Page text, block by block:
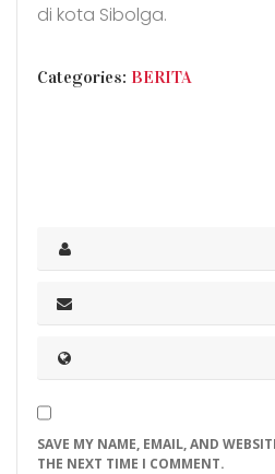
di kota Sibolga.
CATEGORIES
Categories: BERITA
SAVE MY NAME, EMAIL, AND
THE NEXT TIME I COMMENT.